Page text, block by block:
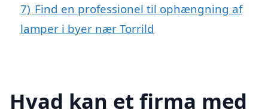
7) Find en professionel til ophængning af
lamper i byer nær Torrild
Hvad kan et firma med